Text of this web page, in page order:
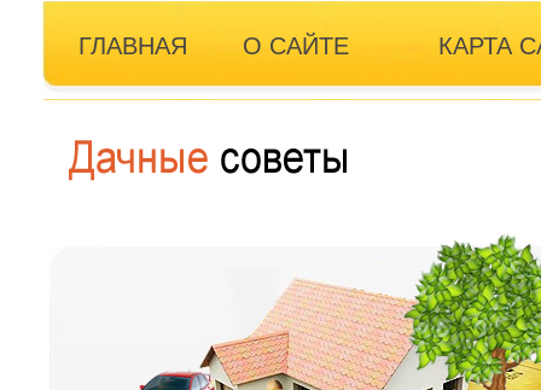
ГЛАВНАЯ О САЙТЕ КАРТА